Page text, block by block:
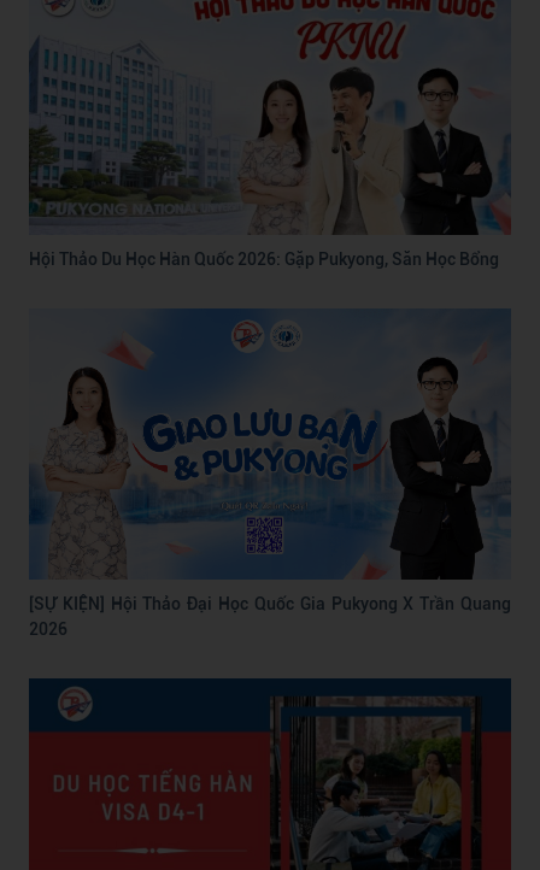
Hội Thảo Du Học Hàn Quốc 2026: Gặp Pukyong, Săn Học Bổng
[SỰ KIỆN] Hội Thảo Đại Học Quốc Gia Pukyong X Trần Quang
2026